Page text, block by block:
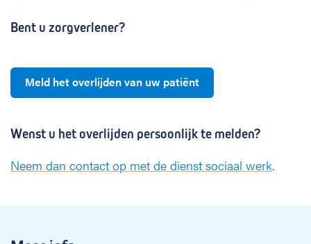
Bent u zorgverlener?
Meld het overlijden van uw patiënt
Wenst u het overlijden persoonlijk te melden?
Neem dan contact op met de dienst sociaal werk.